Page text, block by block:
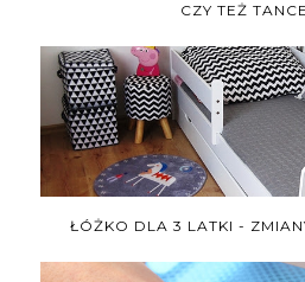
CZY TEŻ
ŁÓŻKO DLA 3 LATKI -